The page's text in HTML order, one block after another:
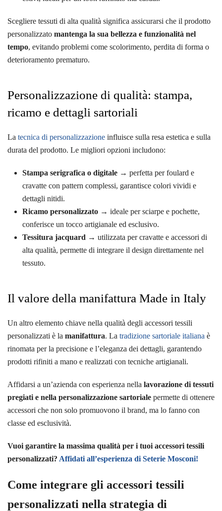
Scegliere tessuti di alta qualità significa assicurarsi che il prodotto
personalizzato mantenga la sua bellezza e funzionalità nel
tempo, evitando problemi come scolorimento, perdita di forma o
deterioramento prematuro.
Personalizzazione di qualità: stampa,
ricamo e dettagli sartoriali
La tecnica di personalizzazione influisce sulla resa estetica e sulla
durata del prodotto. Le migliori opzioni includono:
Stampa serigrafica o digitale → perfetta per foulard e
cravatte con pattern complessi, garantisce colori vividi e
dettagli nitidi.
Ricamo personalizzato → ideale per sciarpe e pochette,
conferisce un tocco artigianale ed esclusivo.
Tessitura jacquard → utilizzata per cravatte e accessori di
alta qualità, permette di integrare il design direttamente nel
tessuto.
Il valore della manifattura Made in Italy
Un altro elemento chiave nella qualità degli accessori tessili
personalizzati è la manifattura. La tradizione sartoriale italiana è
rinomata per la precisione e l’eleganza dei dettagli, garantendo
prodotti rifiniti a mano e realizzati con tecniche artigianali.
Affidarsi a un’azienda con esperienza nella lavorazione di tessuti
pregiati e nella personalizzazione sartoriale permette di ottenere
accessori che non solo promuovono il brand, ma lo fanno con
classe ed esclusività.
Vuoi garantire la massima qualità per i tuoi accessori tessili
personalizzati? Affidati all’esperienza di Seterie Mosconi!
Come integrare gli accessori tessili
personalizzati nella strategia di